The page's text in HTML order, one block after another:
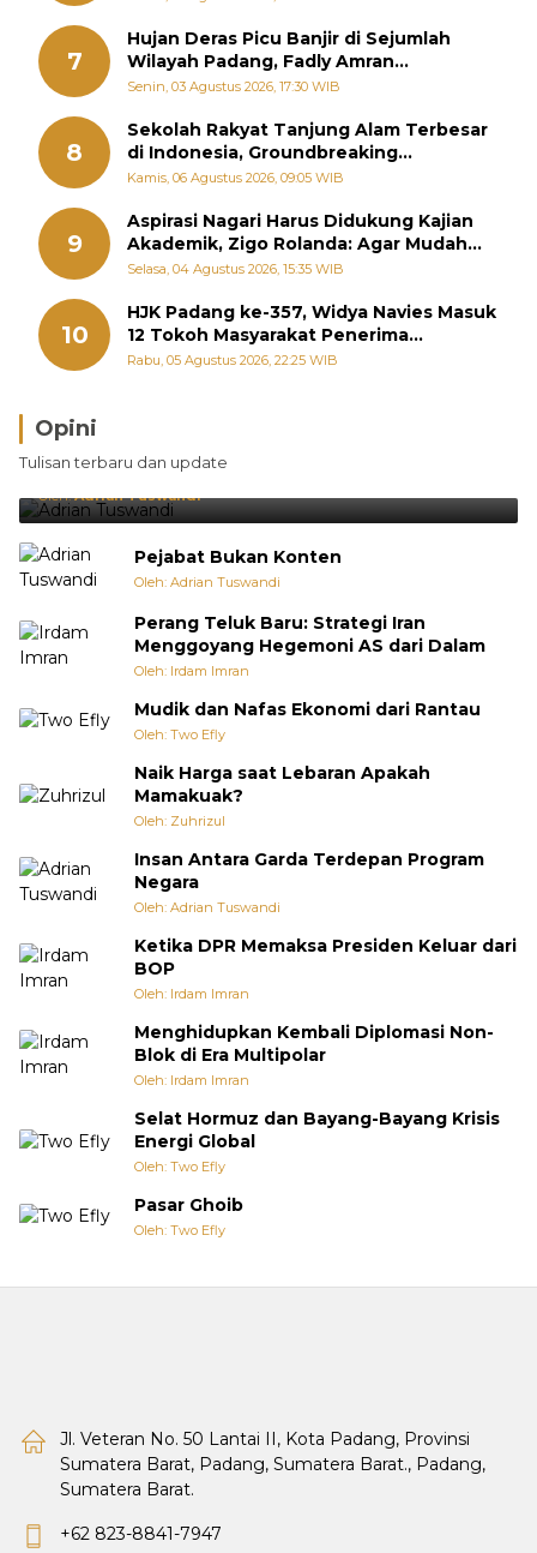
7
Hujan Deras Picu Banjir di Sejumlah
Wilayah Padang, Fadly Amran
Perintahkan OPD Siaga
Senin, 03 Agustus 2026, 17:30 WIB
8
Sekolah Rakyat Tanjung Alam Terbesar
di Indonesia, Groundbreaking
September
Kamis, 06 Agustus 2026, 09:05 WIB
9
Aspirasi Nagari Harus Didukung Kajian
Akademik, Zigo Rolanda: Agar Mudah
Diperjuangkan di Kementerian
Selasa, 04 Agustus 2026, 15:35 WIB
10
HJK Padang ke-357, Widya Navies Masuk
12 Tokoh Masyarakat Penerima
Penghargaan Pemko Padang
Rabu, 05 Agustus 2026, 22:25 WIB
Opini
Tulisan terbaru dan update
Brasil Lebih Diunggulkan, tetapi Jepang Selalu
Punya Cara Membuat Kejutan
Oleh:Adrian Tuswandi
Pejabat Bukan Konten
Oleh: Adrian Tuswandi
Perang Teluk Baru: Strategi Iran
Menggoyang Hegemoni AS dari Dalam
Oleh: Irdam Imran
Mudik dan Nafas Ekonomi dari Rantau
Oleh: Two Efly
Naik Harga saat Lebaran Apakah
Mamakuak?
Oleh: Zuhrizul
Insan Antara Garda Terdepan Program
Negara
Oleh: Adrian Tuswandi
Ketika DPR Memaksa Presiden Keluar dari
BOP
Oleh: Irdam Imran
Menghidupkan Kembali Diplomasi Non-
Blok di Era Multipolar
Oleh: Irdam Imran
Selat Hormuz dan Bayang-Bayang Krisis
Energi Global
Oleh: Two Efly
Pasar Ghoib
Oleh: Two Efly
Jl. Veteran No. 50 Lantai II, Kota Padang, Provinsi
Sumatera Barat, Padang, Sumatera Barat., Padang,
Sumatera Barat.
+62 823-8841-7947